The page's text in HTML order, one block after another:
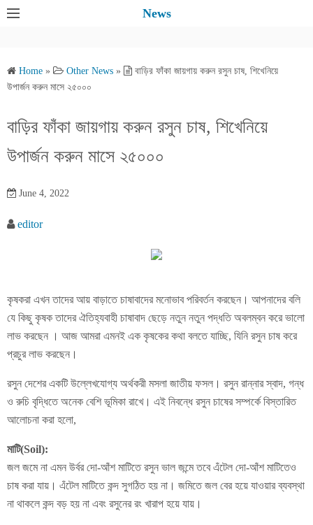
News
Home » Other News »
বাড়ির ফাঁকা জায়গায় করুন রসুন চাষ, শিখেনিয়ে
উপার্জন করুন মাসে ২৫০০০
বাড়ির ফাঁকা জায়গায় করুন রসুন চাষ, শিখেনিয়ে
উপার্জন করুন মাসে ২৫০০০
June 4, 2022
editor
কৃষকরা এখন তাদের আয় বাড়াতে চাষাবাদের মনোভাব পরিবর্তন করছেন। আপনাদের বলি
যে কিছু কৃষক তাদের ঐতিহ্যবাহী চাষাবাদ ছেড়ে নতুন নতুন পদ্ধতি অবলম্বন করে ভালো
লাভ করছেন । আজ আমরা এমনই এক কৃষকের কথা বলতে যাচ্ছি, যিনি রসুন চাষ করে
প্রচুর লাভ করছেন।
রসুন দেশের একটি উল্লেখযোগ্য অর্থকরী মসলা জাতীয় ফসল। রসুন রান্নার স্বাদ, গন্ধ
ও রুচি বৃদ্ধিতে অনেক বেশি ভূমিকা রাখে। এই নিবন্ধে রসুন চাষের সম্পর্কে বিস্তারিত
আলোচনা করা হলো,
মাটি(Soil):
জল জমে না এমন উর্বর দো-আঁশ মাটিতে রসুন ভাল জন্মে তবে এঁটেল দো-আঁশ মাটিতেও
চাষ করা যায়। এঁটেল মাটিতে কন্দ সুগঠিত হয় না। জমিতে জল বের হয়ে যাওয়ার ব্যবস্থা
না থাকলে কন্দ বড় হয় না এবং রসুনের রং খারাপ হয়ে যায়।